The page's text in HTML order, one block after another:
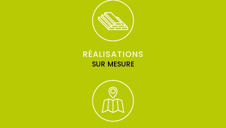
RÉALISATIONS
SUR MESURE